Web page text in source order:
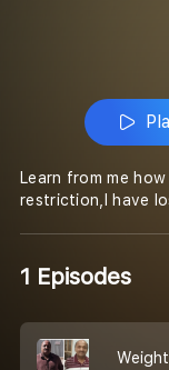
Learn from me
restriction,I have
1 Episodes